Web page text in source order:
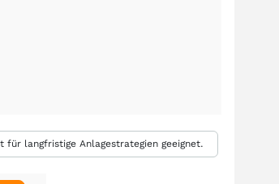
langfristige Anlagestrategien geeignet.